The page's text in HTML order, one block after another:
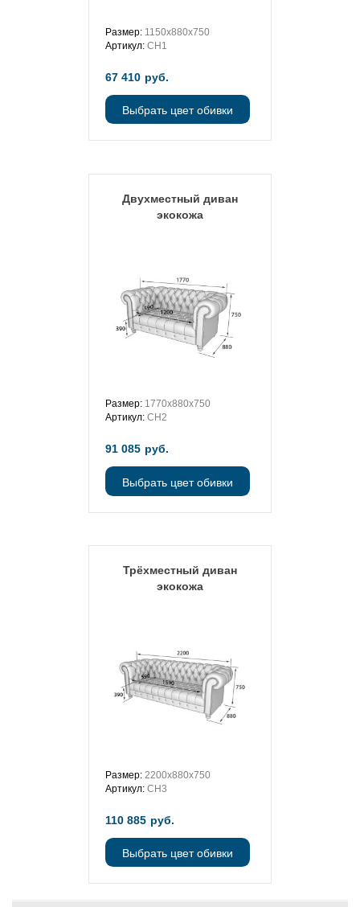
Размер: 1150х880х750
Артикул: CH1
67 410 руб.
Выбрать цвет обивки
Двухместный диван
экокожа
Размер: 1770х880х750
Артикул: СН2
91 085 руб.
Выбрать цвет обивки
Трёхместный диван
экокожа
Размер: 2200х880х750
Артикул: CH3
110 885 руб.
Выбрать цвет обивки